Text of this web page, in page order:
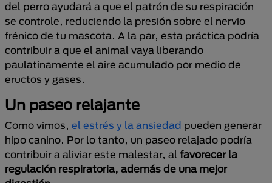
del perro ayudará a que el patrón de su respiración
se controle, reduciendo la presión sobre el nervio
frénico de tu mascota. A la par, esta práctica podría
contribuir a que el animal vaya liberando
paulatinamente el aire acumulado por medio de
eructos y gases.
Un paseo relajante
Como vimos, el estrés y la ansiedad pueden generar
hipo canino. Por lo tanto, un paseo relajado podría
contribuir a aliviar este malestar, al favorecer la
regulación respiratoria, además de una mejor